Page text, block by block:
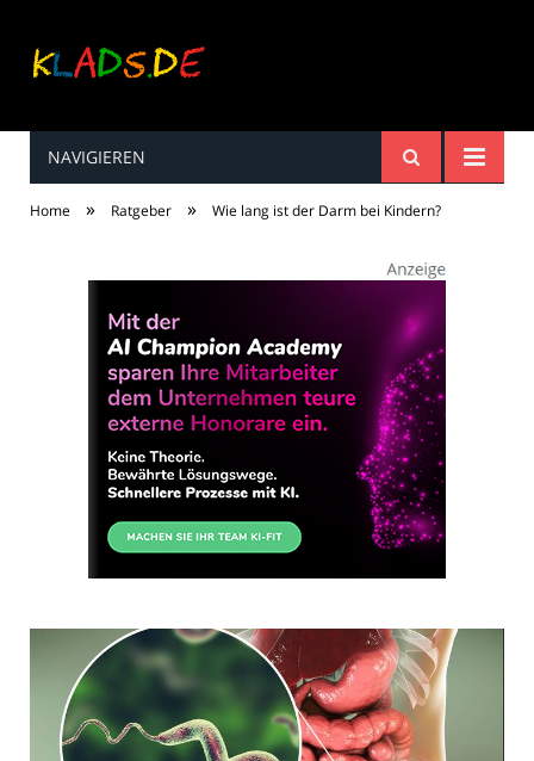
Kinderreime, Spiele,
NAVIGIEREN
Home » Ratgeber » Wie lang ist der Darm bei Kindern?